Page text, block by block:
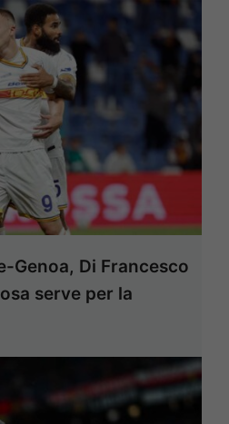
Genoa, Di Francesco
serve per la